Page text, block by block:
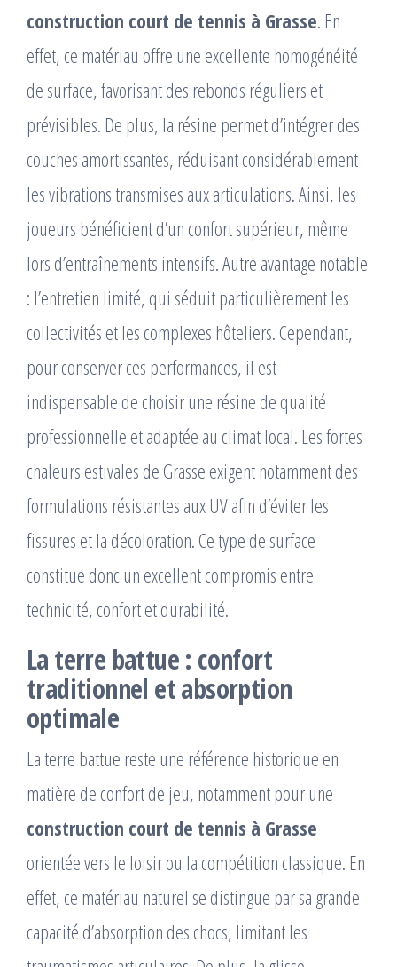
construction court de tennis à Grasse. En
effet, ce matériau offre une excellente homogénéité
de surface, favorisant des rebonds réguliers et
prévisibles. De plus, la résine permet d’intégrer des
couches amortissantes, réduisant considérablement
les vibrations transmises aux articulations. Ainsi, les
joueurs bénéficient d’un confort supérieur, même
lors d’entraînements intensifs. Autre avantage notable
: l’entretien limité, qui séduit particulièrement les
collectivités et les complexes hôteliers. Cependant,
pour conserver ces performances, il est
indispensable de choisir une résine de qualité
professionnelle et adaptée au climat local. Les fortes
chaleurs estivales de Grasse exigent notamment des
formulations résistantes aux UV afin d’éviter les
fissures et la décoloration. Ce type de surface
constitue donc un excellent compromis entre
technicité, confort et durabilité.
La terre battue : confort
traditionnel et absorption
optimale
La terre battue reste une référence historique en
matière de confort de jeu, notamment pour une
construction court de tennis à Grasse
orientée vers le loisir ou la compétition classique. En
effet, ce matériau naturel se distingue par sa grande
capacité d’absorption des chocs, limitant les